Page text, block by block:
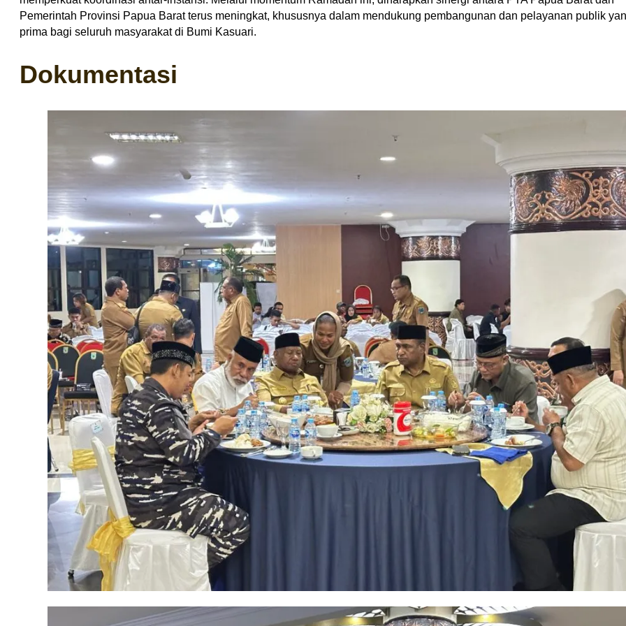
Pemerintah Provinsi Papua Barat terus meningkat, khususnya dalam mendukung pembangunan dan pelayanan publik
prima bagi seluruh masyarakat di Bumi Kasuari.
Dokumentasi